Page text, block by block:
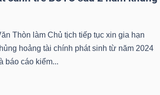
Thòn làm Chủ tịch tiếp tục xin gia hạn
hoảng tài chính phát sinh từ năm 2024
báo cáo kiểm...